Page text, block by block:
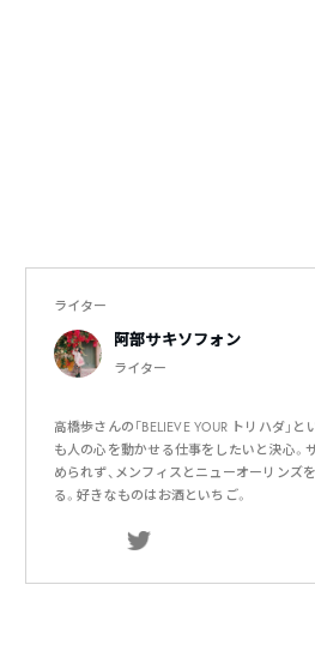
ライター
阿部サキソフォン
ライター
高橋歩さんの「BELIEVE YOUR トリハダ」
も人の心を動かせる仕事をしたいと決心。
められず、メンフィスとニューオーリンズ
る。好きなものはお酒といちご。